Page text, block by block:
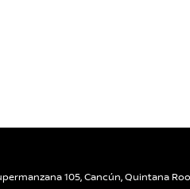
105,Cancún,Quintana